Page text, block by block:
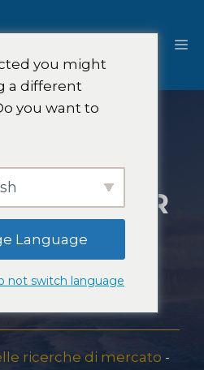
PER
NEL
IN
ricerche di mercato -
you might
a different
you want to
Language
not switch language